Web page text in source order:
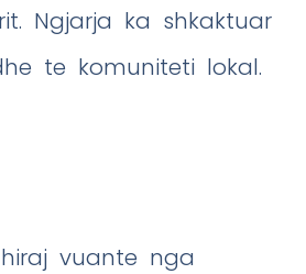
Ngjarja ka shkaktuar
te komuniteti lokal.
vuante nga